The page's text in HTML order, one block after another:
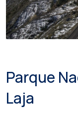
Parque
Laja